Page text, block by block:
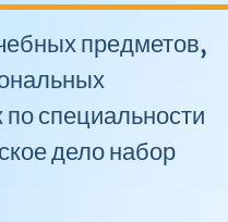
предметов,
специальности
дело набор